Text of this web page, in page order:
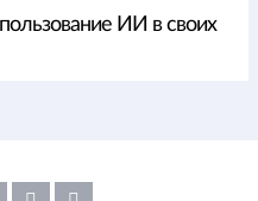
ИИ в своих